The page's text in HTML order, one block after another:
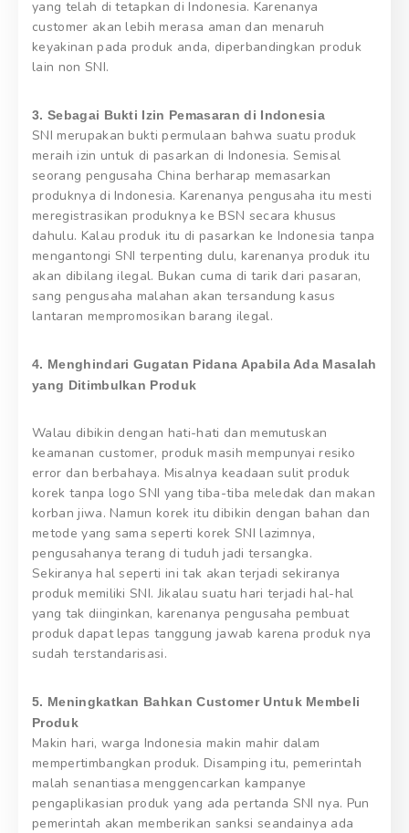
yang telah di tetapkan di Indonesia. Karenanya
customer akan lebih merasa aman dan menaruh
keyakinan pada produk anda, diperbandingkan produk
lain non SNI.
3. Sebagai Bukti Izin Pemasaran di Indonesia
SNI merupakan bukti permulaan bahwa suatu produk
meraih izin untuk di pasarkan di Indonesia. Semisal
seorang pengusaha China berharap memasarkan
produknya di Indonesia. Karenanya pengusaha itu mesti
meregistrasikan produknya ke BSN secara khusus
dahulu. Kalau produk itu di pasarkan ke Indonesia tanpa
mengantongi SNI terpenting dulu, karenanya produk itu
akan dibilang ilegal. Bukan cuma di tarik dari pasaran,
sang pengusaha malahan akan tersandung kasus
lantaran mempromosikan barang ilegal.
4. Menghindari Gugatan Pidana Apabila Ada Masalah
yang Ditimbulkan Produk
Walau dibikin dengan hati-hati dan memutuskan
keamanan customer, produk masih mempunyai resiko
error dan berbahaya. Misalnya keadaan sulit produk
korek tanpa logo SNI yang tiba-tiba meledak dan makan
korban jiwa. Namun korek itu dibikin dengan bahan dan
metode yang sama seperti korek SNI lazimnya,
pengusahanya terang di tuduh jadi tersangka.
Sekiranya hal seperti ini tak akan terjadi sekiranya
produk memiliki SNI. Jikalau suatu hari terjadi hal-hal
yang tak diinginkan, karenanya pengusaha pembuat
produk dapat lepas tanggung jawab karena produk nya
sudah terstandarisasi.
5. Meningkatkan Bahkan Customer Untuk Membeli
Produk
Makin hari, warga Indonesia makin mahir dalam
mempertimbangkan produk. Disamping itu, pemerintah
malah senantiasa menggencarkan kampanye
pengaplikasian produk yang ada pertanda SNI nya. Pun
pemerintah akan memberikan sanksi seandainya ada